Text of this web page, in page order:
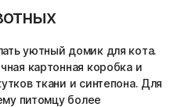
уютный домик для кота.
картонная коробка и
ткани и синтепона. Для
питомцу более